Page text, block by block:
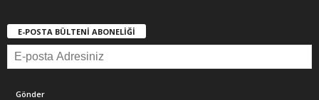
E-POSTA BÜLTENİ ABONELİĞİ